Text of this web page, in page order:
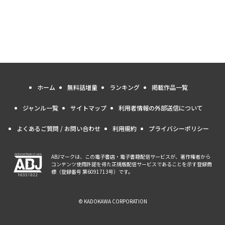
ホーム 無料話増量 ランキング 掲載作品一覧
ジャンル一覧 サイトマップ 利用者情報の外部送信について
よくあるご質問 / お問い合わせ 利用規約 プライバシーポリシー
ABJマークは、この電子書店・電子書籍配信サービスが、著作権者から
コンテンツ使用許諾を得た正規版配信サービスであることを示す登録商
標（登録番号 第6091713号）です。
© KADOKAWA CORPORATION